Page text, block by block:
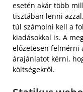
esetén akár több
tisztában lenni
túl számolni kell a
kiadásokkal is. A
előzetesen felmérni
árajánlatot kérni,
költségekről.